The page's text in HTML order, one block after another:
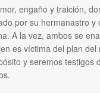
engaño y traición,
por su hermanastro
A la vez, ambos se
es víctima del plan
y seremos testigos